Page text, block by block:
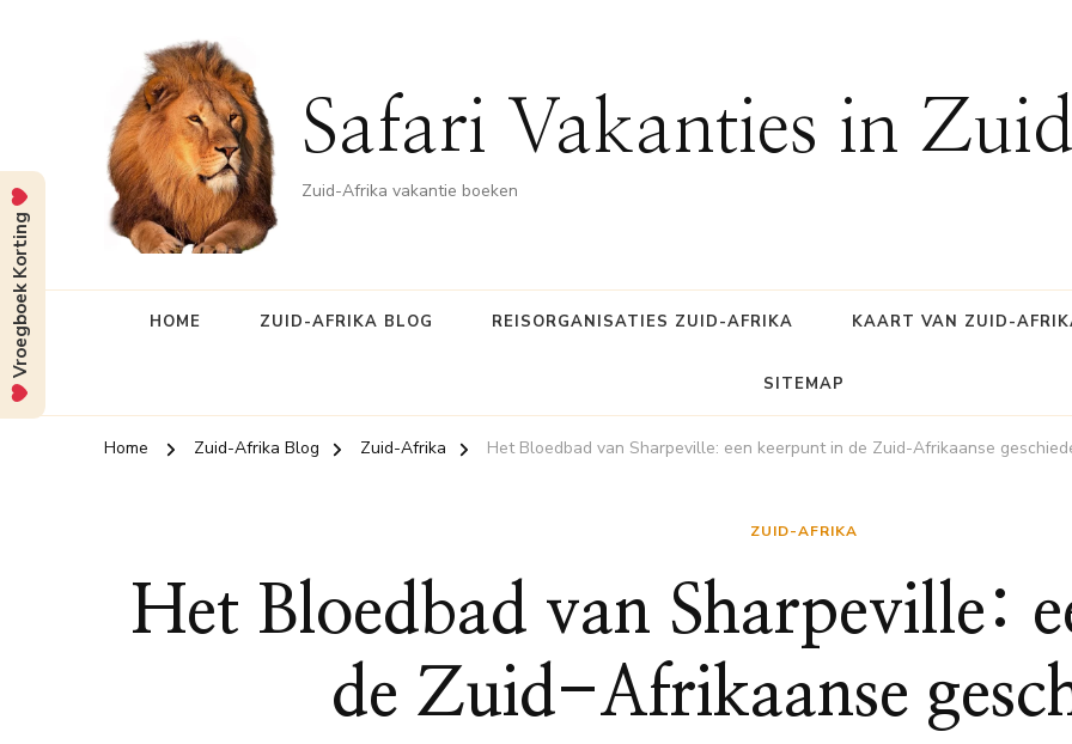
Safari Vakanties in
Zuid-Afrika vakantie boeken
HOME ZUID-AFRIKA BLOG REISORGANISATIES ZUID-AFRIKA KAART VAN ZUID-
SITEMAP
Home Zuid-Afrika Blog Zuid-Afrika Het Bloedbad van Sharpeville: een keerpunt in de Zuid-Afrikaanse
ZUID-AFRIKA
Het Bloedbad van Sharpeville:
de Zuid-Afrikaanse
Vroegboek Korting